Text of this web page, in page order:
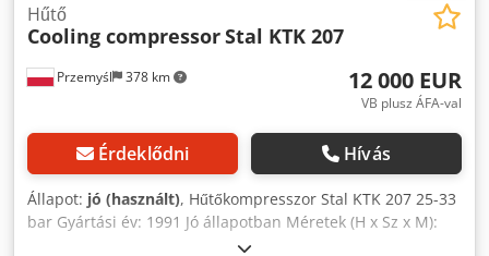
Przemyśl 378 km
Hűtő
Cooling compressorStal KTK 207
12 000 EUR
VB plusz ÁFA-val
Érdeklődni Hívás
Állapot: jó (használt), Hűtőkompresszor Stal KTK 207 25-33
bar Gyártási év: 1991 Jó állapotban Méretek (H x Sz x M):
4700x2200x1450 mm Credpfx Amjyb Rquomsf